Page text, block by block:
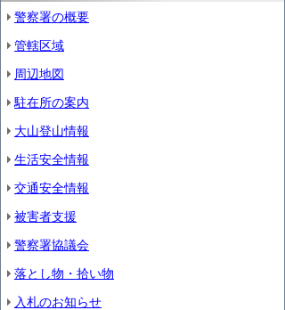
警察署の概要
管轄区域
周辺地図
駐在所の案内
大山登山情報
生活安全情報
交通安全情報
被害者支援
警察署協議会
落とし物・拾い物
入札のお知らせ